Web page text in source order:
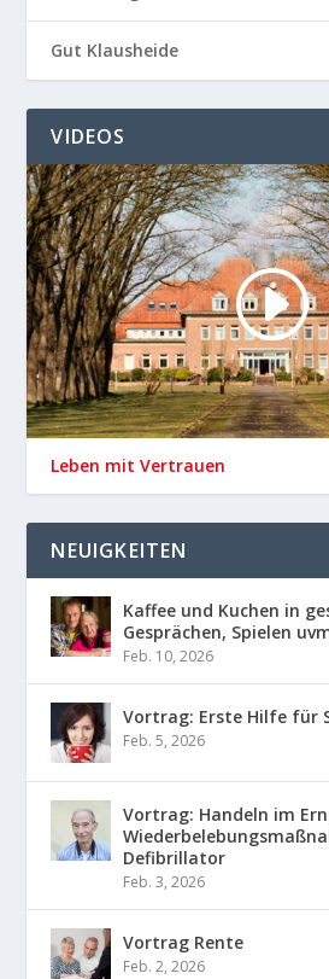
Gut Klausheide
VIDEOS
Leben mit Vertrauen
NEUIGKEITEN
Kaffee und Kuchen in
Gesprächen, Spielen
Feb. 10, 2026
Vortrag: Erste Hilfe für
Feb. 5, 2026
Vortrag: Handeln im
Defibrillator
Feb. 3, 2026
Vortrag Rente
Feb. 2, 2026